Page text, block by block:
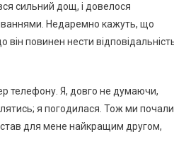
сильний дощ, і довелося
Недаремно кажуть, що
повинен нести
телефону. Я, довго не думаючи,
я погодилася. Тож ми почали
став для мене найкращим другом,